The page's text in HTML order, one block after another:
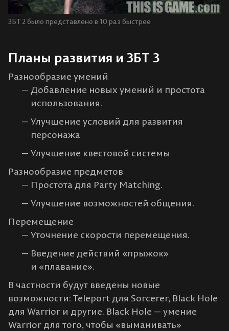
ЗБТ 2 было представлено в 10 раз быстрее
Планы развития и ЗБТ 3
Разнообразие умений
Добавление новых умений и простота
использования.
Улучшение условий для развития
персонажа
Улучшение квестовой системы
Разнообразие предметов
Простота для Party Matching.
Улучшение возможностей общения.
Перемещение
Уточнение скорости перемещения.
Введение действий «прыжок»
и «плавание».
В частности будут введены новые
возможности: Teleport для Sorcerer, Black Hole
для Warrior и другие. Black Hole — умение
Warrior для того, чтобы «выманивать»